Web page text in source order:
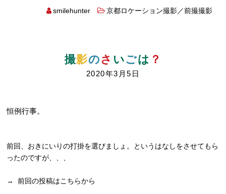
smilehunter 京都ロケーション撮影／前撮撮影
撮影の さ いごは ？
2020年3月5日
恒例行事。
前回、おきにいりの打掛を選びましょ。というはなしをさせてもら
ったのですが、、、
→前回の投稿はこちらから